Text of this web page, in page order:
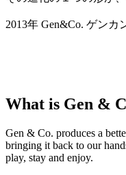
2013年 Gen&Co. ゲンカ
What is Gen &
Gen & Co. produces a
bringing it back to our
play, stay and enjoy.